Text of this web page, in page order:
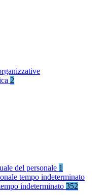
2
del personale 1
tempo indeterminato
indeterminato 352